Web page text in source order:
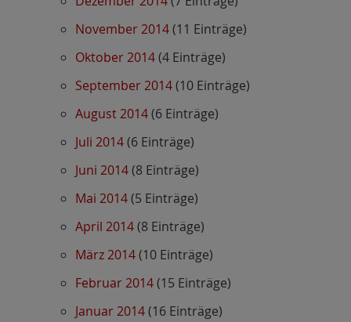
November 2014(11 Einträge)
Oktober 2014(4 Einträge)
September 2014(10 Einträge)
August 2014(6 Einträge)
Juli 2014(6 Einträge)
Juni 2014(8 Einträge)
Mai 2014(5 Einträge)
April 2014(8 Einträge)
März 2014(10 Einträge)
Februar 2014(15 Einträge)
Januar 2014(16 Einträge)